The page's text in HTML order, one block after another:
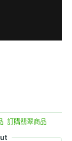
訂購翡翠商品